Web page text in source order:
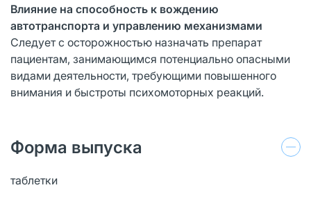
Влияние на способность к вождению
автотранспорта и управлению механизмами
Следует с осторожностью назначать препарат
пациентам, занимающимся потенциально опасными
видами деятельности, требующими повышенного
внимания и быстроты психомоторных реакций.
Форма выпуска
таблетки